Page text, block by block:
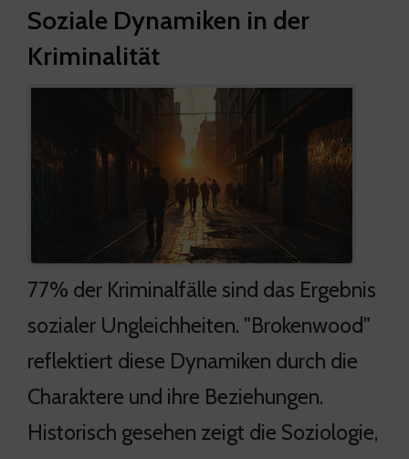
Soziale Dynamiken in der
Kriminalität
77% der Kriminalfälle sind das Ergebnis
sozialer Ungleichheiten. "Brokenwood"
reflektiert diese Dynamiken durch die
Charaktere und ihre Beziehungen.
Historisch gesehen zeigt die Soziologie,